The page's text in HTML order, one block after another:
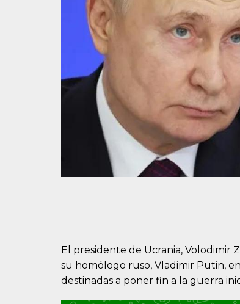
El presidente de Ucrania, Volodimir
su homólogo ruso, Vladimir Putin,
destinadas a poner fin a la guerra